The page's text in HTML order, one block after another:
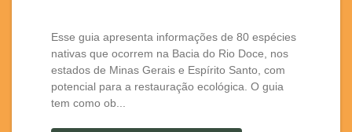
Esse guia apresenta informações de 80 espécies
nativas que ocorrem na Bacia do Rio Doce, nos
estados de Minas Gerais e Espírito Santo, com
potencial para a restauração ecológica. O guia
tem como ob...